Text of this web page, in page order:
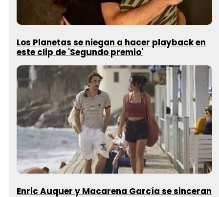
Los Planetas se niegan a hacer playback en
este clip de 'Segundo premio'
Enric Auquer y Macarena García se sinceran